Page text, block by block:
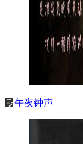
午夜钟声